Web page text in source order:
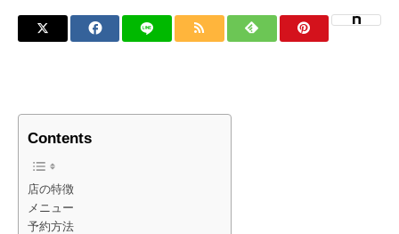
Contents
店の特徴
メニュー
予約方法